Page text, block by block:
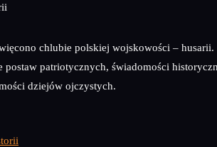
chlubie polskiej wojskowości – husarii.
postaw patriotycznych, świadomości
dziejów ojczystych.